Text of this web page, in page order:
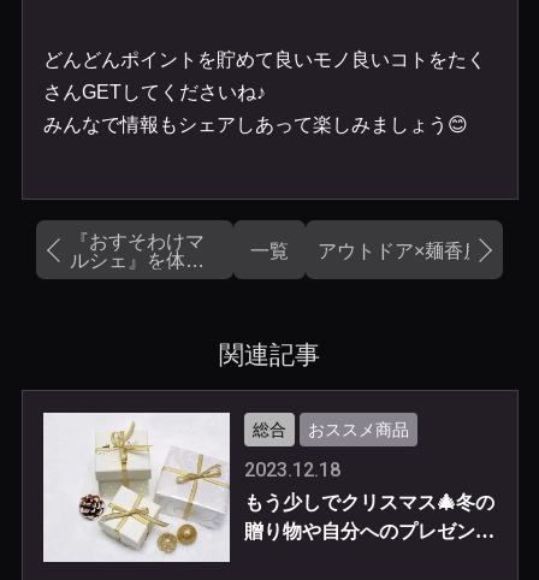
どんどんポイントを貯めて良いモノ良いコトをたく
さんGETしてくださいね♪
みんなで情報もシェアしあって楽しみましょう 😊
『おすそわけマ
ルシェ』を体験
してきました❗️
一覧 アウトドア×麺香房ぶしや
関連記事
もう少しでクリスマス🎄冬の
贈り物や自分へのプレゼント
2023.12.18
総合 おススメ商品